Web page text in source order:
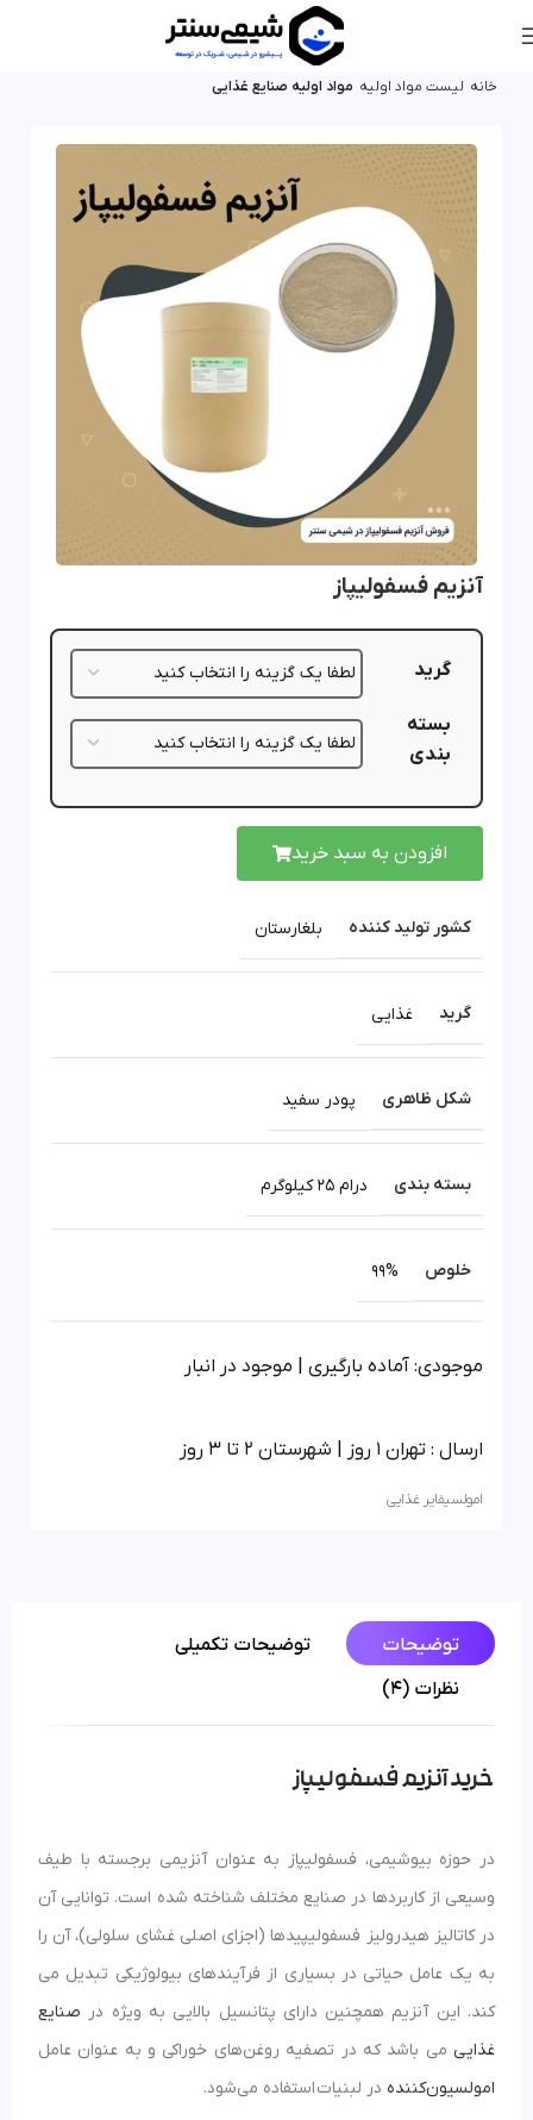
خانه لیست مواد اولیه مواد اولیه صنایع غذایی
آنزیم فسفولیپاز
گرید
بسته
بندی
افزودن به سبد خرید
کشور تولید کننده بلغارستان
گرید غذایی
شکل ظاهری پودر سفید
بسته بندی درام 25 کیلوگرم
خلوص 99%
موجودی: آماده بارگیری | موجود در انبار
ارسال : تهران 1 روز | شهرستان 2 تا 3 روز
امولسیفایر غذایی
توضیحات
توضیحات تکمیلی
نظرات (4)
خرید آنزیم فسفولیپاز
در حوزه بیوشیمی، فسفولیپاز به عنوان آنزیمی برجسته با طیف
وسیعی از کاربردها در صنایع مختلف شناخته شده است. توانایی آن
در کاتالیز هیدرولیز فسفولیپیدها (اجزای اصلی غشای سلولی)، آن را
به یک عامل حیاتی در بسیاری از فرآیندهای بیولوژیکی تبدیل می
کند. این آنزیم همچنین دارای پتانسیل بالایی به ویژه در صنایع
غذایی می باشد که در تصفیه روغن‌های خوراکی و به عنوان عامل
امولسیون‌کننده در لبنیات استفاده می‌شود.